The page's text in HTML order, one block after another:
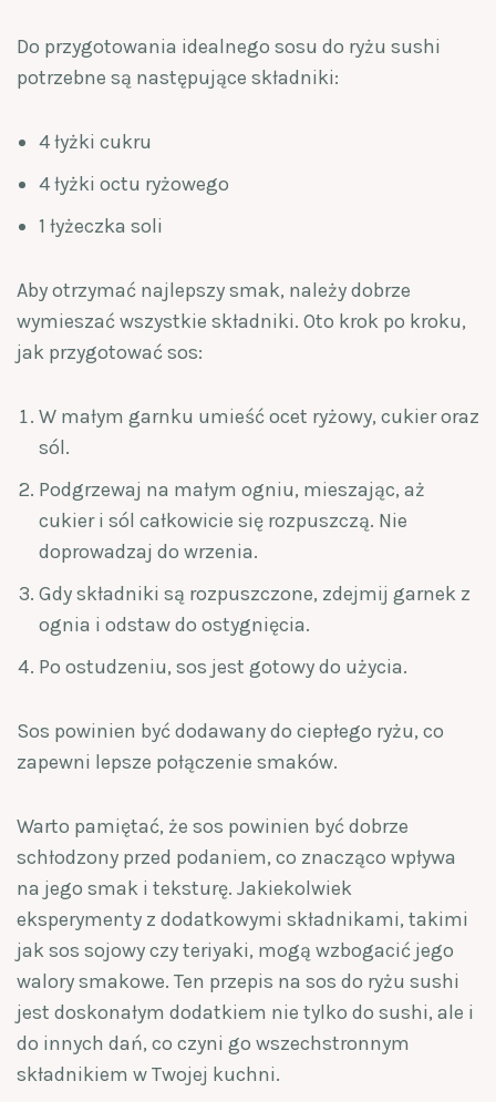
Do przygotowania idealnego sosu do ryżu sushi
potrzebne są następujące składniki:
4 łyżki cukru
4 łyżki octu ryżowego
1 łyżeczka soli
Aby otrzymać najlepszy smak, należy dobrze
wymieszać wszystkie składniki. Oto krok po kroku,
jak przygotować sos:
W małym garnku umieść ocet ryżowy, cukier oraz
sól.
Podgrzewaj na małym ogniu, mieszając, aż
cukier i sól całkowicie się rozpuszczą. Nie
doprowadzaj do wrzenia.
Gdy składniki są rozpuszczone, zdejmij garnek z
ognia i odstaw do ostygnięcia.
Po ostudzeniu, sos jest gotowy do użycia.
Sos powinien być dodawany do ciepłego ryżu, co
zapewni lepsze połączenie smaków.
Warto pamiętać, że sos powinien być dobrze
schłodzony przed podaniem, co znacząco wpływa
na jego smak i teksturę. Jakiekolwiek
eksperymenty z dodatkowymi składnikami, takimi
jak sos sojowy czy teriyaki, mogą wzbogacić jego
walory smakowe. Ten przepis na sos do ryżu sushi
jest doskonałym dodatkiem nie tylko do sushi, ale i
do innych dań, co czyni go wszechstronnym
składnikiem w Twojej kuchni.